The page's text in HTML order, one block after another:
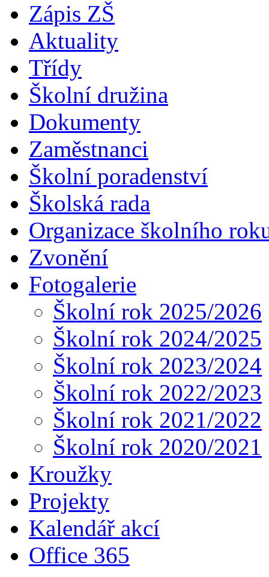
Zápis ZŠ
Aktuality
Třídy
Školní družina
Dokumenty
Zaměstnanci
Školní poradenství
Školská rada
Organizace školního
Zvonění
Fotogalerie
Školní rok 2025/2026
Školní rok 2024/2025
Školní rok 2023/2024
Školní rok 2022/2023
Školní rok 2021/2022
Školní rok 2020/2021
Kroužky
Projekty
Kalendář akcí
Office 365